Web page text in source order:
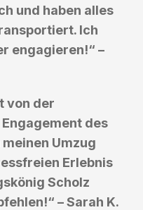
und haben alles
Ich
engagieren!“ –
von der
des
Umzug
Erlebnis
Scholz
– Sarah K.